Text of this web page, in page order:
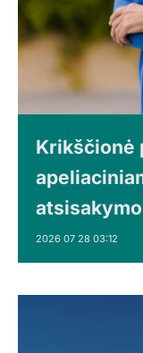
Krikščionė
2026 07 28 03:12